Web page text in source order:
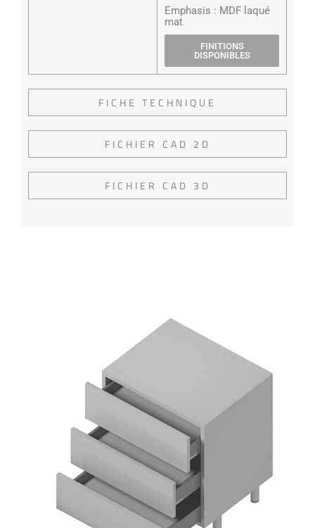
Emphasis : MDF laqué
mat
FINITIONS
DISPONIBLES
FICHE TECHNIQUE
FICHIER CAD 2D
FICHIER CAD 3D